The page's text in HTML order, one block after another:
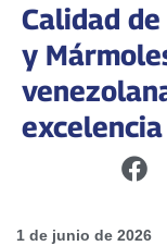
Calidad
y
1 de junio de 2026